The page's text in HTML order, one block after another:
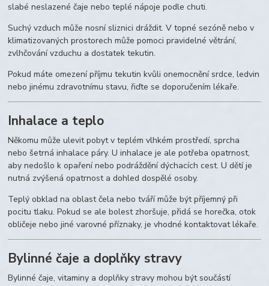
slabé neslazené čaje nebo teplé nápoje podle chuti.
Suchý vzduch může nosní sliznici dráždit. V topné sezóně nebo v
klimatizovaných prostorech může pomoci pravidelné větrání,
zvlhčování vzduchu a dostatek tekutin.
Pokud máte omezení příjmu tekutin kvůli onemocnění srdce, ledvin
nebo jinému zdravotnímu stavu, řiďte se doporučením lékaře.
Inhalace a teplo
Někomu může ulevit pobyt v teplém vlhkém prostředí, sprcha
nebo šetrná inhalace páry. U inhalace je ale potřeba opatrnost,
aby nedošlo k opaření nebo podráždění dýchacích cest. U dětí je
nutná zvýšená opatrnost a dohled dospělé osoby.
Teplý obklad na oblast čela nebo tváří může být příjemný při
pocitu tlaku. Pokud se ale bolest zhoršuje, přidá se horečka, otok
obličeje nebo jiné varovné příznaky, je vhodné kontaktovat lékaře.
Bylinné čaje a doplňky stravy
Bylinné čaje, vitaminy a doplňky stravy mohou být součástí